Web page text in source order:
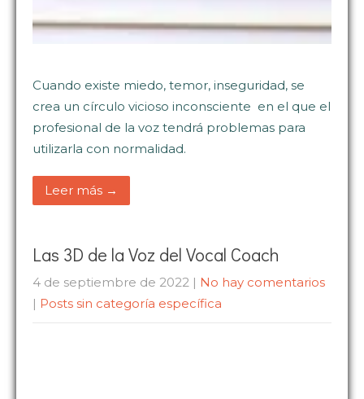
Cuando existe miedo, temor, inseguridad, se
crea un círculo vicioso inconsciente en el que el
profesional de la voz tendrá problemas para
utilizarla con normalidad.
Leer más →
Las 3D de la Voz del Vocal Coach
4 de septiembre de 2022 | No hay comentarios
| Posts sin categoría específica